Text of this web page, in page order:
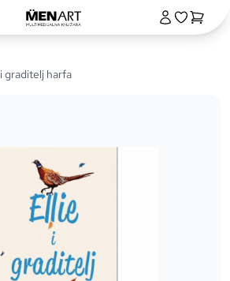
graditelj harfa